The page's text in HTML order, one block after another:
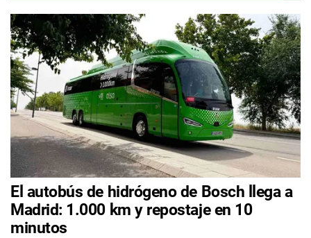
El autobús de hidrógeno de Bosch llega a
Madrid: 1.000 km y repostaje en 10
minutos